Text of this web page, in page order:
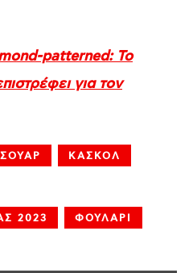
patterned: Το
για τον
ΚΑΣΚΟΛ
2023 ΦΟΥΛΑΡΙ